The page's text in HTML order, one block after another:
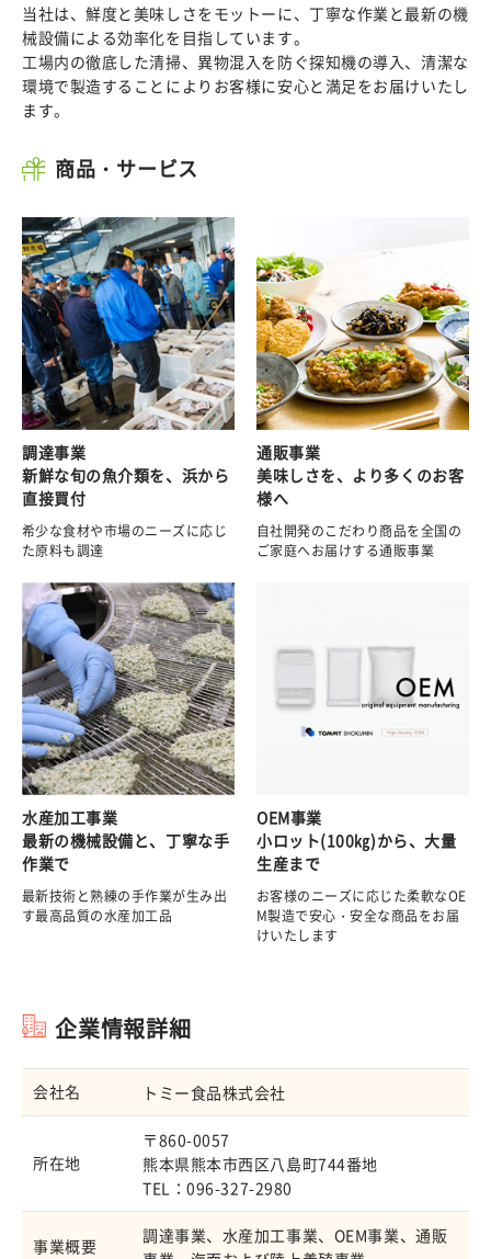
当社は、鮮度と美味しさをモットーに、丁寧な作業と最新の機
械設備による効率化を目指しています。
工場内の徹底した清掃、異物混入を防ぐ探知機の導入、清潔な
環境で製造することによりお客様に安心と満足をお届けいたし
ます。
商品・サービス
調達事業
新鮮な旬の魚介類を、浜から
直接買付
希少な食材や市場のニーズに応じ
た原料も調達
通販事業
美味しさを、より多くのお客
様へ
自社開発のこだわり商品を全国の
ご家庭へお届けする通販事業
水産加工事業
最新の機械設備と、丁寧な手
作業で
最新技術と熟練の手作業が生み出
す最高品質の水産加工品
OEM事業
小ロット(100㎏)から、大量
生産まで
お客様のニーズに応じた柔軟なOE
M製造で安心・安全な商品をお届
けいたします
企業情報詳細
会社名 トミー食品株式会社
所在地
〒860-0057
熊本県熊本市西区八島町744番地
TEL：096-327-2980
事業概要
調達事業、水産加工事業、OEM事業、通販